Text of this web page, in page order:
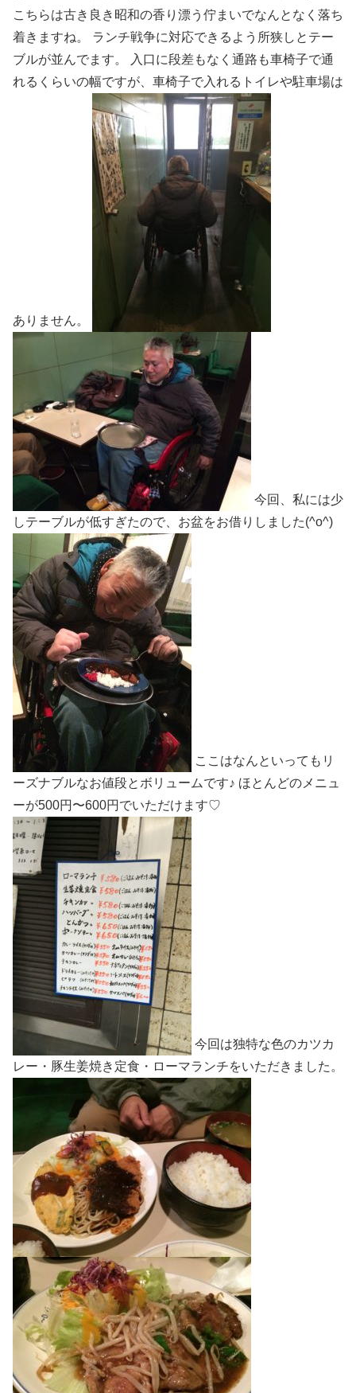
こちらは古き良き昭和の香り漂う佇まいでなんとなく落ち
着きますね。 ランチ戦争に対応できるよう所狭しとテー
ブルが並んでます。 入口に段差もなく通路も車椅子で通
れるくらいの幅ですが、車椅子で入れるトイレや駐車場は
ありません。
今回、私には少
しテーブルが低すぎたので、お盆をお借りしました(^o^)
ここはなんといってもリ
ーズナブルなお値段とボリュームです♪ ほとんどのメニュ
ーが500円〜600円でいただけます♡
今回は独特な色のカツカ
レー・豚生姜焼き定食・ローマランチをいただきました。